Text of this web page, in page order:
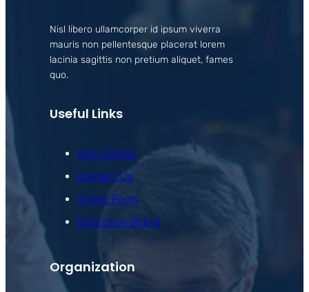
Nisl libero ullamcorper id ipsum viverra
mauris non pellentesque placerat lorem
lacinia sagittis non pretium aliquet, fames
quo.
Useful Links
Help Center
Contact Us
Online Form
Education Board
Organization